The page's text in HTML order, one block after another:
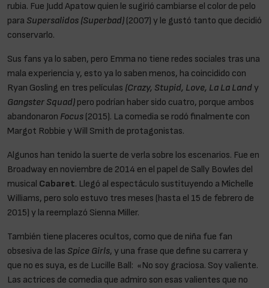
rubia. Fue Judd Apatow quien le sugirió cambiarse el color de pelo
para Supersalidos (Superbad) (2007) y le gustó tanto que decidió
conservarlo.
Sus fans ya lo saben, pero Emma no tiene redes sociales tras una
mala experiencia y, esto ya lo saben menos, ha coincidido con
Ryan Gosling en tres películas (Crazy, Stupid, Love, La La Landy
Gangster Squad) pero podrían haber sido cuatro, porque ambos
abandonaron Focus (2015). La comedia se rodó finalmente con
Margot Robbie y Will Smith de protagonistas.
Algunos han tenido la suerte de verla sobre los escenarios. Fue en
Broadway en noviembre de 2014 en el papel de Sally Bowles del
musical Cabaret. Llegó al espectáculo sustituyendo a Michelle
Williams, pero solo estuvo tres meses (hasta el 15 de febrero de
2015) y la reemplazó Sienna Miller.
También tiene placeres ocultos, como que de niña fue fan
obsesiva de las Spice Girls, y una frase que define su carrera y
que no es suya, es de Lucille Ball: «No soy graciosa. Soy valiente.
Las actrices de comedia que admiro son esas valientes que no